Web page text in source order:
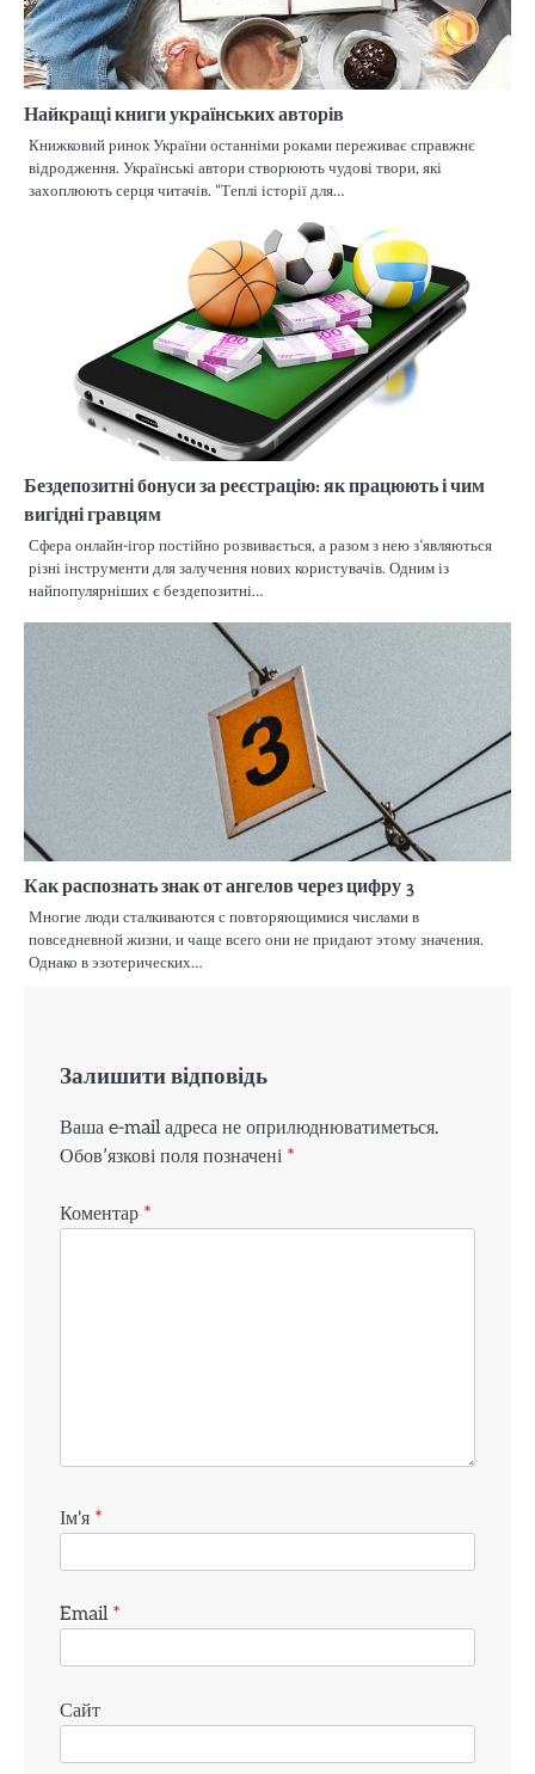
Найкращі книги українських авторів
Книжковий ринок України останніми роками переживає справжнє
відродження. Українські автори створюють чудові твори, які
захоплюють серця читачів. “Теплі історії для…
Бездепозитні бонуси за реєстрацію: як працюють і чим
вигідні гравцям
Сфера онлайн-ігор постійно розвивається, а разом з нею з’являються
різні інструменти для залучення нових користувачів. Одним із
найпопулярніших є бездепозитні…
Как распознать знак от ангелов через цифру 3
Многие люди сталкиваются с повторяющимися числами в
повседневной жизни, и чаще всего они не придают этому значения.
Однако в эзотерических…
Залишити відповідь
Ваша e-mail адреса не оприлюднюватиметься.
Обов’язкові поля позначені *
Коментар *
Ім'я *
Email *
Сайт